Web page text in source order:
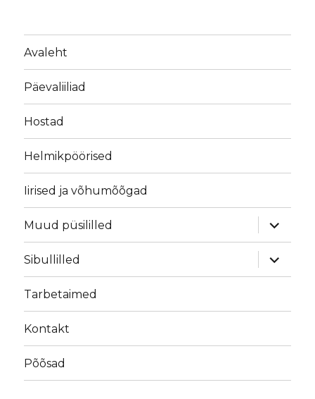
Avaleht
Päevaliiliad
Hostad
Helmikpöörised
Iirised ja võhumõõgad
Muud püsililled
laienda
Sibullilled
laienda
Tarbetaimed
Kontakt
Põõsad